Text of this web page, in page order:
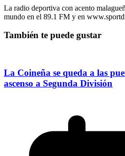
La radio deportiva con acento
mundo en el 89.1 FM y en
También te puede gustar
La Coineña se queda a las
ascenso a Segunda División